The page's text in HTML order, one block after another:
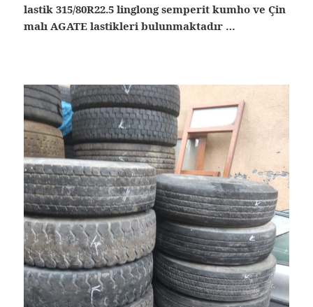
lastik 315/80R22.5 linglong semperit kumho ve Çin
malı AGATE lastikleri bulunmaktadır …